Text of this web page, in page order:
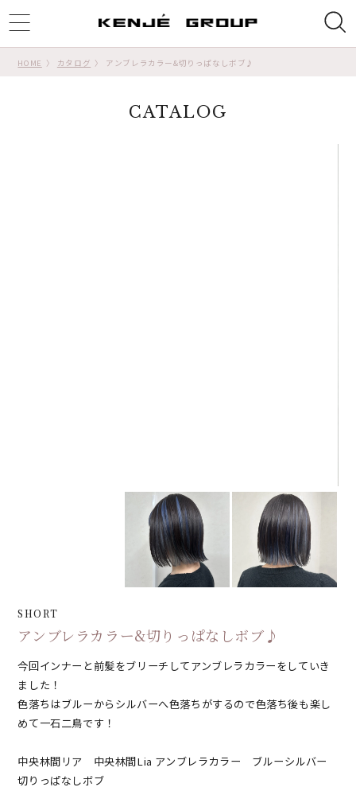
HOME カタログ アンブレラカラー&切りっぱなしボブ♪
CATALOG
SHORT
アンブレラカラー&切りっぱなしボブ♪
今回インナーと前髪をブリーチしてアンブレラカラーをしていき
ました！
色落ちはブルーからシルバーへ色落ちがするので色落ち後も楽し
めて一石二鳥です！
中央林間リア 中央林間Lia アンブレラカラー ブルーシルバー
切りっぱなしボブ